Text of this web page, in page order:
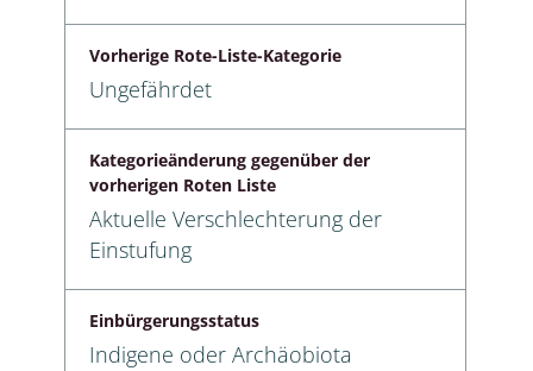
Vorherige Rote-Liste-Kategorie
Ungefährdet
Kategorieänderung gegenüber der
vorherigen Roten Liste
Aktuelle Verschlechterung der
Einstufung
Einbürgerungsstatus
Indigene oder Archäobiota